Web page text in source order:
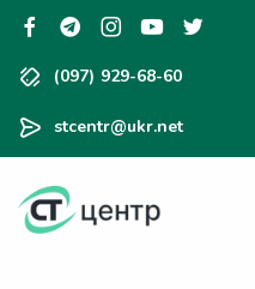
(097) 929-68-60
stcentr@ukr.net